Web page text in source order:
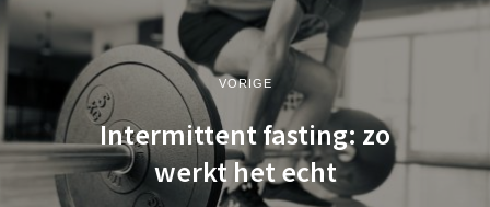
VORIGE
Intermittent fasting: zo
werkt het echt